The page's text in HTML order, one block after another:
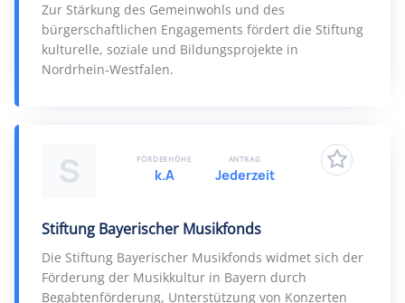
Zur Stärkung des Gemeinwohls und des
bürgerschaftlichen Engagements fördert die Stiftung
kulturelle, soziale und Bildungsprojekte in
Nordrhein-Westfalen.
S
Stiftung Bayerischer Musikfonds
Die Stiftung Bayerischer Musikfonds widmet sich der
Förderung der Musikkultur in Bayern durch
Begabtenförderung, Unterstützung von Konzerten
FÖRDERHÖHE
k.A
ANTRAG
Jederzeit